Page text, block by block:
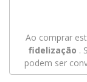
Ao comprar
fidelização .
podem ser